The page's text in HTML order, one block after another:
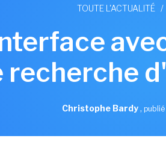
TOUTE L'ACTUALITÉ /
recherche
Christophe Bardy,